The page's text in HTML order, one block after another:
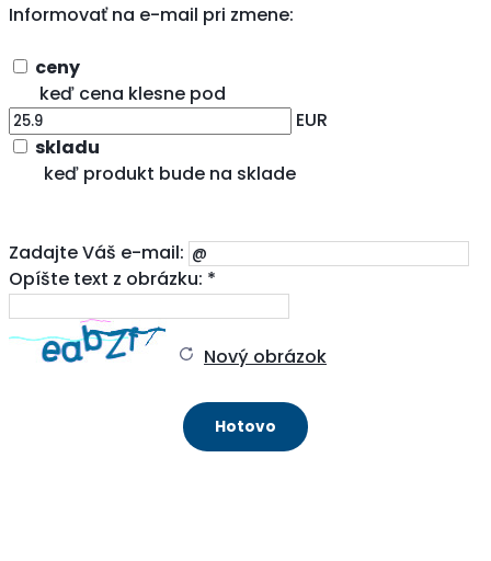
Informovať na e-mail pri zmene:
ceny
keď cena klesne pod
EUR
skladu
keď produkt bude na sklade
Zadajte Váš e-mail:
Opíšte text z obrázku: *
Nový obrázok